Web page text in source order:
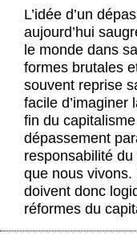
Boutique
L’idée d’un
aujourd’hui
le monde dans
formes brutales
souvent reprise
facile d’imaginer
fin du
dépassement
responsabilité
que nous
doivent donc
réformes du